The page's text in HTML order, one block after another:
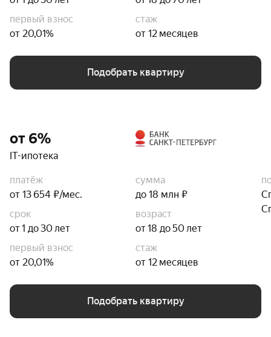
первый взнос
от 20,01%
стаж
от 12 месяцев
Подобрать квартиру
от 6%
IT-ипотека
платёж
от 13 654 ₽/мес.
сумма
до 18 млн ₽
срок
от 1 до 30 лет
возраст
от 18 до 50 лет
первый взнос
от 20,01%
стаж
от 12 месяцев
Подобрать квартиру